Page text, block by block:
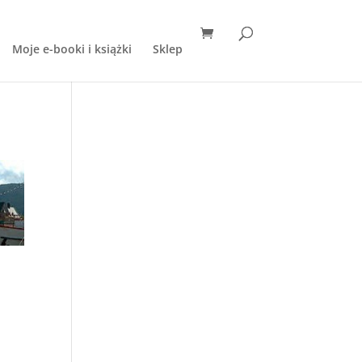
Moje e-booki i książki Sklep